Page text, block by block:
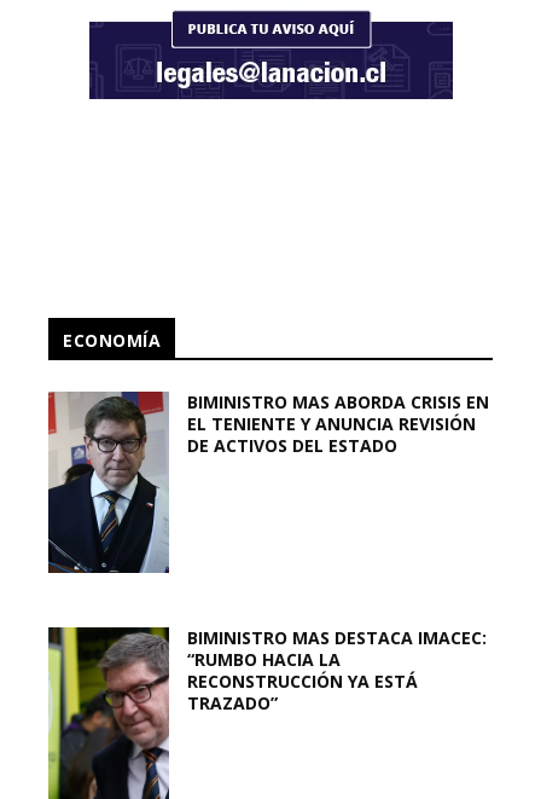
ECONOMÍA
BIMINISTRO MAS ABORDA CRISIS EN
EL TENIENTE Y ANUNCIA REVISIÓN
DE ACTIVOS DEL ESTADO
BIMINISTRO MAS DESTACA IMACEC:
“RUMBO HACIA LA
RECONSTRUCCIÓN YA ESTÁ
TRAZADO”